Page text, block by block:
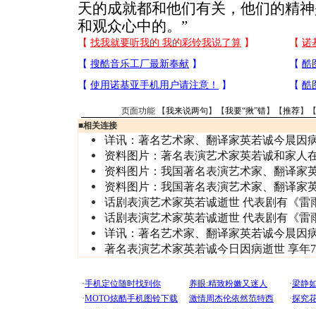
天的成就都和他们有关，他们的精
和观众心中的。”
页面功能 【我来说两句 】【我要“揪”错】【推荐】
■相关连接
详讯：著名艺术家、翻译家英若诚今晨因
资料图片：著名表演艺术家英若诚和家人
资料图片：我国著名表演艺术家、翻译家
资料图片：我国著名表演艺术家、翻译家
话剧表演艺术家英若诚逝世 代表剧有《雷
话剧表演艺术家英若诚逝世 代表剧有《雷
详讯：著名艺术家、翻译家英若诚今晨因
著名表演艺术家英若诚今日因病逝世 享年